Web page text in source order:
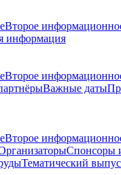
Второе
информация
Второе
Важные даты
Второе
Спонсоры
Тематический